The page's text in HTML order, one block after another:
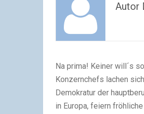
Autor
Na prima! Keiner will´s
Konzernchefs lachen
Demokratur der
in Europa, feiern